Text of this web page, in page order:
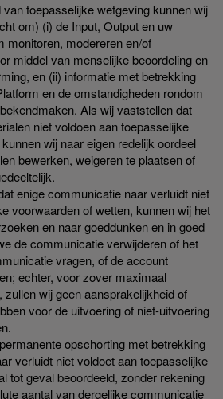
toepasselijke wetgeving kunnen wij
om) (i) de Input, Output en uw
monitoren, modereren en/of
middel van menselijke beoordeling en
en (ii) informatie met betrekking
en de omstandigheden rondom
Als wij vaststellen dat
niet voldoen aan toepasselijke
wij naar eigen redelijk oordeel
bewerken, weigeren te plaatsen of
enige communicatie naar verluidt niet
voorwaarden of wetten, kunnen wij het
en naar goeddunken en in goed
de communicatie verwijderen of het
vragen, of de account
echter, voor zover maximaal
wij geen aansprakelijkheid of
voor de uitvoering of niet-uitvoering
opschorting met betrekking
verluidt niet voldoet aan toepasselijke
tot geval beoordeeld, zonder rekening
aantal van dergelijke communicatie